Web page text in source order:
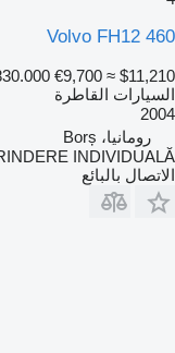
Volvo FH12 460
€9,700 ≈ $11,210
السيارات القاطرة
2004
رومانيا، Borș
INDIVIDUALĂ
الاتصال بالبائع